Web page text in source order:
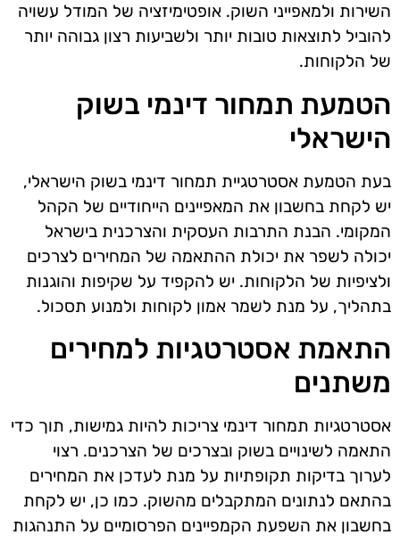
השירות ולמאפייני השוק. אופטימיזציה של המודל עשויה
להוביל לתוצאות טובות יותר ולשביעות רצון גבוהה יותר
של הלקוחות.
הטמעת תמחור דינמי בשוק
הישראלי
בעת הטמעת אסטרטגיית תמחור דינמי בשוק הישראלי,
יש לקחת בחשבון את המאפיינים הייחודיים של הקהל
המקומי. הבנת התרבות העסקית והצרכנית בישראל
יכולה לשפר את יכולת ההתאמה של המחירים לצרכים
ולציפיות של הלקוחות. יש להקפיד על שקיפות והוגנות
בתהליך, על מנת לשמר אמון לקוחות ולמנוע תסכול.
התאמת אסטרטגיות למחירים
משתנים
אסטרטגיות תמחור דינמי צריכות להיות גמישות, תוך כדי
התאמה לשינויים בשוק ובצרכים של הצרכנים. רצוי
לערוך בדיקות תקופתיות על מנת לעדכן את המחירים
בהתאם לנתונים המתקבלים מהשוק. כמו כן, יש לקחת
בחשבון את השפעת הקמפיינים הפרסומיים על התנהגות